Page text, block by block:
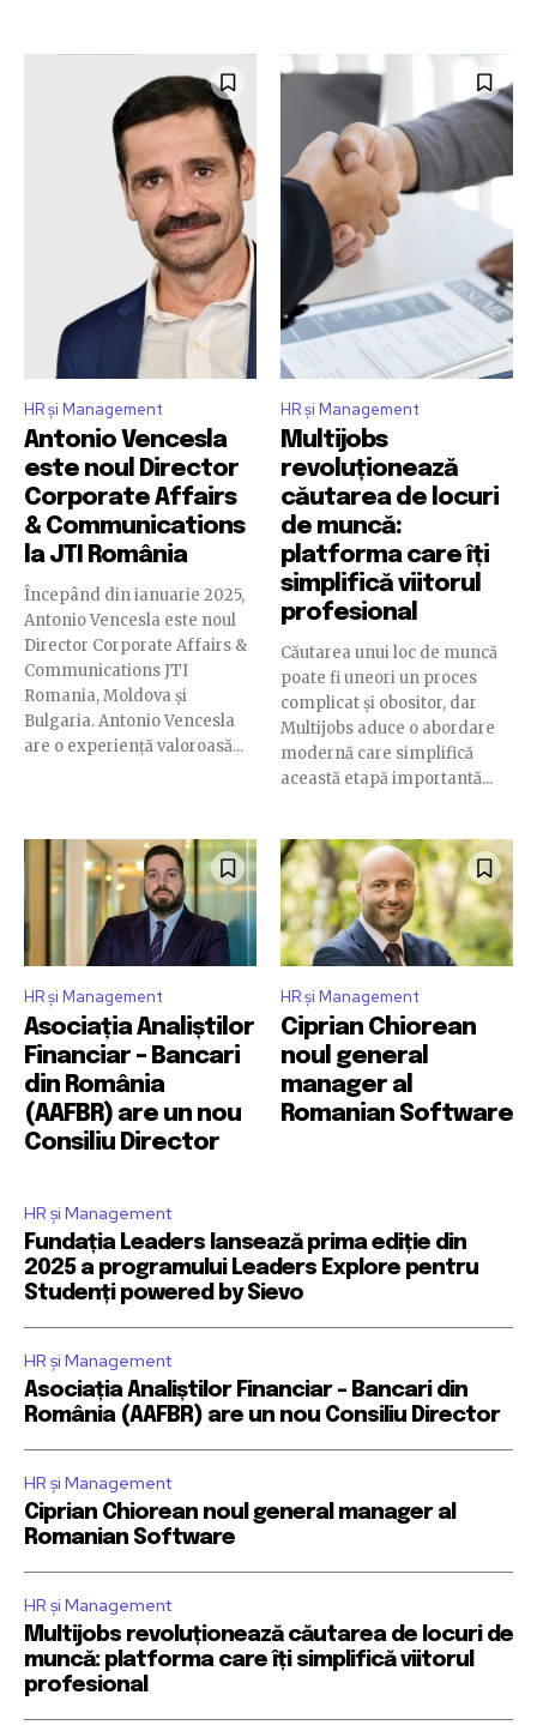
HR și Management
Antonio Vencesla
este noul Director
Corporate Affairs
& Communications
la JTI România
Începând din ianuarie 2025,
Antonio Vencesla este noul
Director Corporate Affairs &
Communications JTI
Romania, Moldova și
Bulgaria. Antonio Vencesla
are o experiență valoroasă...
HR și Management
Multijobs
revoluționează
căutarea de locuri
de muncă:
platforma care îți
simplifică viitorul
profesional
Căutarea unui loc de muncă
poate fi uneori un proces
complicat și obositor, dar
Multijobs aduce o abordare
modernă care simplifică
această etapă importantă...
HR și Management
Asociația Analiștilor
Financiar – Bancari
din România
(AAFBR) are un nou
Consiliu Director
HR și Management
Ciprian Chiorean
noul general
manager al
Romanian Software
HR și Management
Fundația Leaders lansează prima ediție din
2025 a programului Leaders Explore pentru
Studenți powered by Sievo
HR și Management
Asociația Analiștilor Financiar – Bancari din
România (AAFBR) are un nou Consiliu Director
HR și Management
Ciprian Chiorean noul general manager al
Romanian Software
HR și Management
Multijobs revoluționează căutarea de locuri de
muncă: platforma care îți simplifică viitorul
profesional